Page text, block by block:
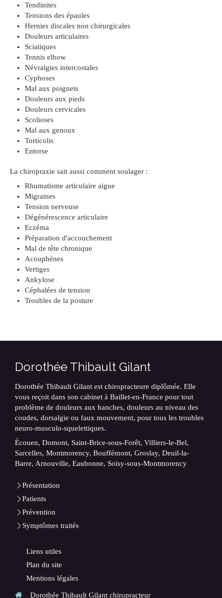
Tendinites
Tensions des épaules
Hernies discales non chirurgicales
Douleurs articulaires
Sciatiques
Tennis elbow
Névralgies intercostales
Cyphoses
Mal aux poignets
Douleurs aux pieds
Douleurs cervicales
Scolioses
Mal aux genoux
Torticolis
Entorse
La chiropraxie sait aussi comment soulager :
Rhumatisme articulaire aigue
Migraines
Tension nerveuse
Dégénérescence articulaire
Eczéma
Préparation d'accouchement
Mal de tête chronique
Acouphènes
Vertiges
Ankylose
Céphalées de tension
Troubles de la posture
Dorothée Thibault Gilant
Dorothée Thibault Gilant est chiropracteure diplômée. Elle
vous reçoit dans son cabinet à Baillet-en-France pour tout
problème de douleurs aux hanches, douleurs au niveau des
coudes, dorsalgie ou faux mouvement, pour tous les troubles
neuro-musculo-squelettiques.
Écouen, Domont, Saint-Brice-sous-Forêt, Villiers-le-Bel,
Sarcelles, Montmorency, Bouffémont, Groslay, Deuil-la-
Barre, Arnouville, Eaubonne, Soisy-sous-Montmorency
Présentation
Patients
Prévention
Symptômes traités
Liens utiles
Plan du site
Mentions légales
Dorothée Thibault Gilant chiropracteur